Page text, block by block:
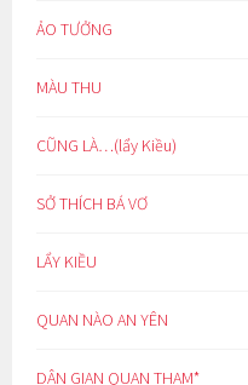
ẢO TƯỞNG
MÀU THU
CŨNG LÀ…(lẩy Kiều)
SỞ THÍCH BÁ VƠ
LẨY KIỀU
QUAN NÀO AN YÊN
DÂN GIAN QUAN THAM*